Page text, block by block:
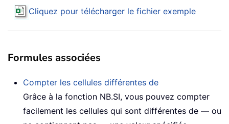
Cliquez pour télécharger le fichier exemple
Formules associées
Compter les cellules différentes de
Grâce à la fonction NB.SI, vous pouvez compter
facilement les cellules qui sont différentes de — ou